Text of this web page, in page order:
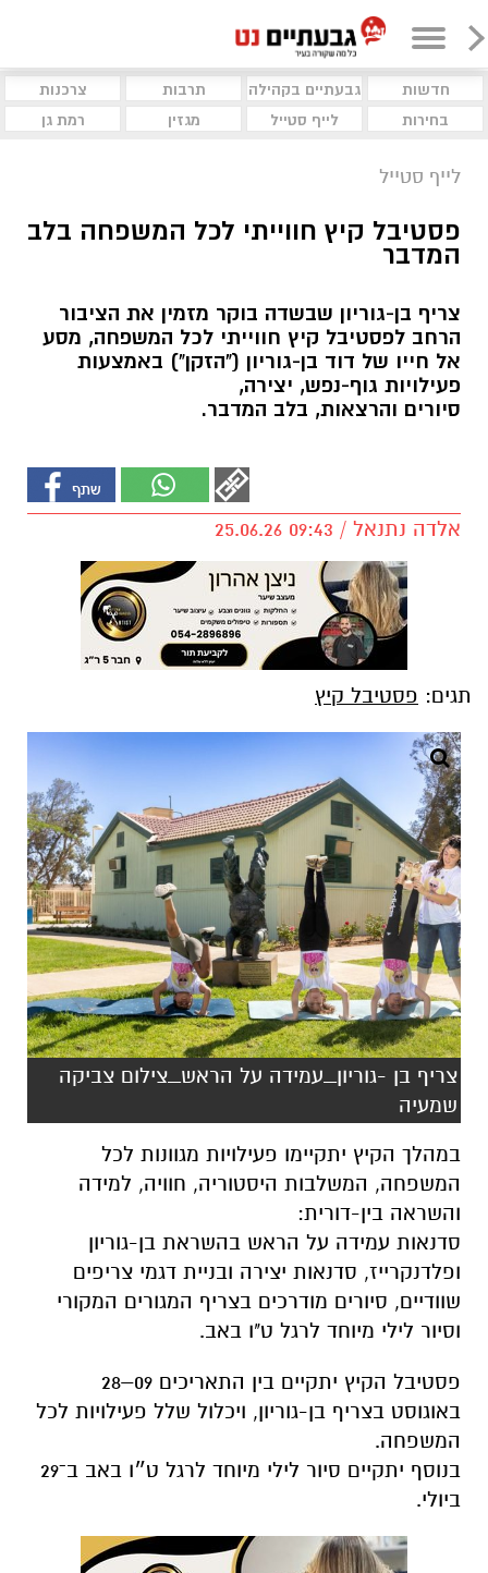
חדשות גבעתיים בקהילה תרבות
צרכנות
בחירות
לייף סטייל מגזין רמת גן
לייף סטייל
פסטיבל קיץ חווייתי לכל המשפחה בלב
המדבר
צריף בן-גוריון שבשדה בוקר מזמין את הציבור
הרחב לפסטיבל קיץ חווייתי לכל המשפחה, מסע
אל חייו של דוד בן-גוריון ("הזקן") באמצעות
פעילויות גוף-נפש, יצירה,
סיורים והרצאות, בלב המדבר.
אלדה נתנאל / 09:43 25.06.26
תגים: פסטיבל קיץ
צריף בן -גוריון_עמידה על הראש_צילום צביקה
שמעיה
במהלך הקיץ יתקיימו פעילויות מגוונות לכל
המשפחה, המשלבות היסטוריה, חוויה, למידה
והשראה בין-דורית:
סדנאות עמידה על הראש בהשראת בן-גוריון
ופלדנקרייז, סדנאות יצירה ובניית דגמי צריפים
שוודיים, סיורים מודרכים בצריף המגורים המקורי
וסיור לילי מיוחד לרגל ט"ו באב.
פסטיבל הקיץ יתקיים בין התאריכים 09–28
באוגוסט בצריף בן-גוריון, ויכלול שלל פעילויות לכל
המשפחה.
בנוסף יתקיים סיור לילי מיוחד לרגל ט״ו באב ב־29
ביולי.